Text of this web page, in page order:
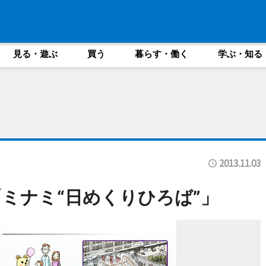
見る・遊ぶ 買う 暮らす・働く 学ぶ・知る
2013.11.03
ナミ“日めくりひろば”」